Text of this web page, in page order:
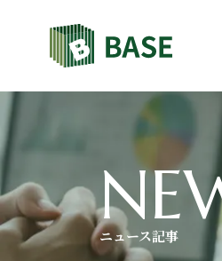
ニュース記事